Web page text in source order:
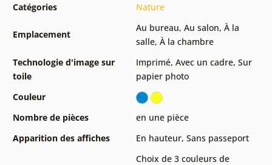
Catégories Nature
Emplacement
Au bureau, Au salon, À la
salle, À la chambre
Technologie d'image sur
toile
Imprimé, Avec un cadre, Sur
papier photo
Couleur
Nombre de pièces
en une pièce
Apparition des affiches
En hauteur, Sans passeport
Choix de 3 couleurs de